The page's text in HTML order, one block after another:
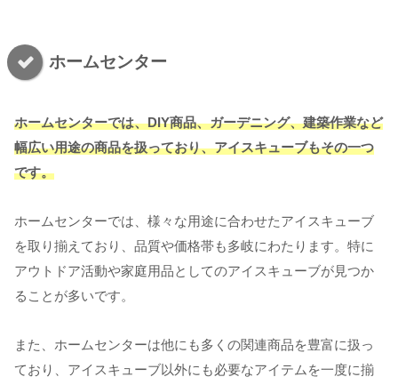
ホームセンター
ホームセンターでは、DIY商品、ガーデニング、建築作業など
幅広い用途の商品を扱っており、アイスキューブもその一つ
です。
ホームセンターでは、様々な用途に合わせたアイスキューブ
を取り揃えており、品質や価格帯も多岐にわたります。特に
アウトドア活動や家庭用品としてのアイスキューブが見つか
ることが多いです。
また、ホームセンターは他にも多くの関連商品を豊富に扱っ
ており、アイスキューブ以外にも必要なアイテムを一度に揃